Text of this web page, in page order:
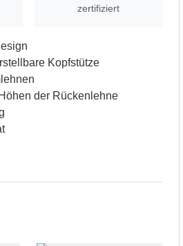
zertifiziert
Kopfstütze
der Rückenlehne